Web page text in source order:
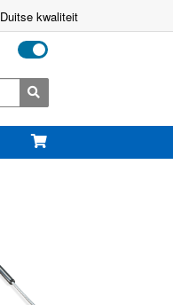
Duitse kwaliteit